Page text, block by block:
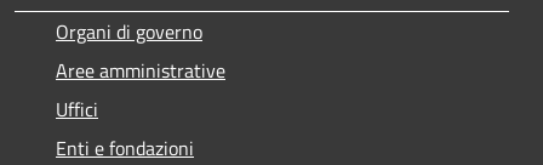
Organi di governo
Aree amministrative
Uffici
Enti e fondazioni